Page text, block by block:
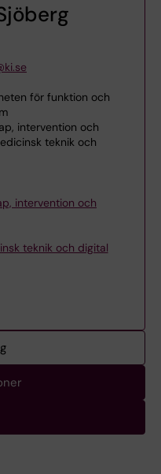
för funktion och
intervention och
teknik och
intervention och
teknik och digital